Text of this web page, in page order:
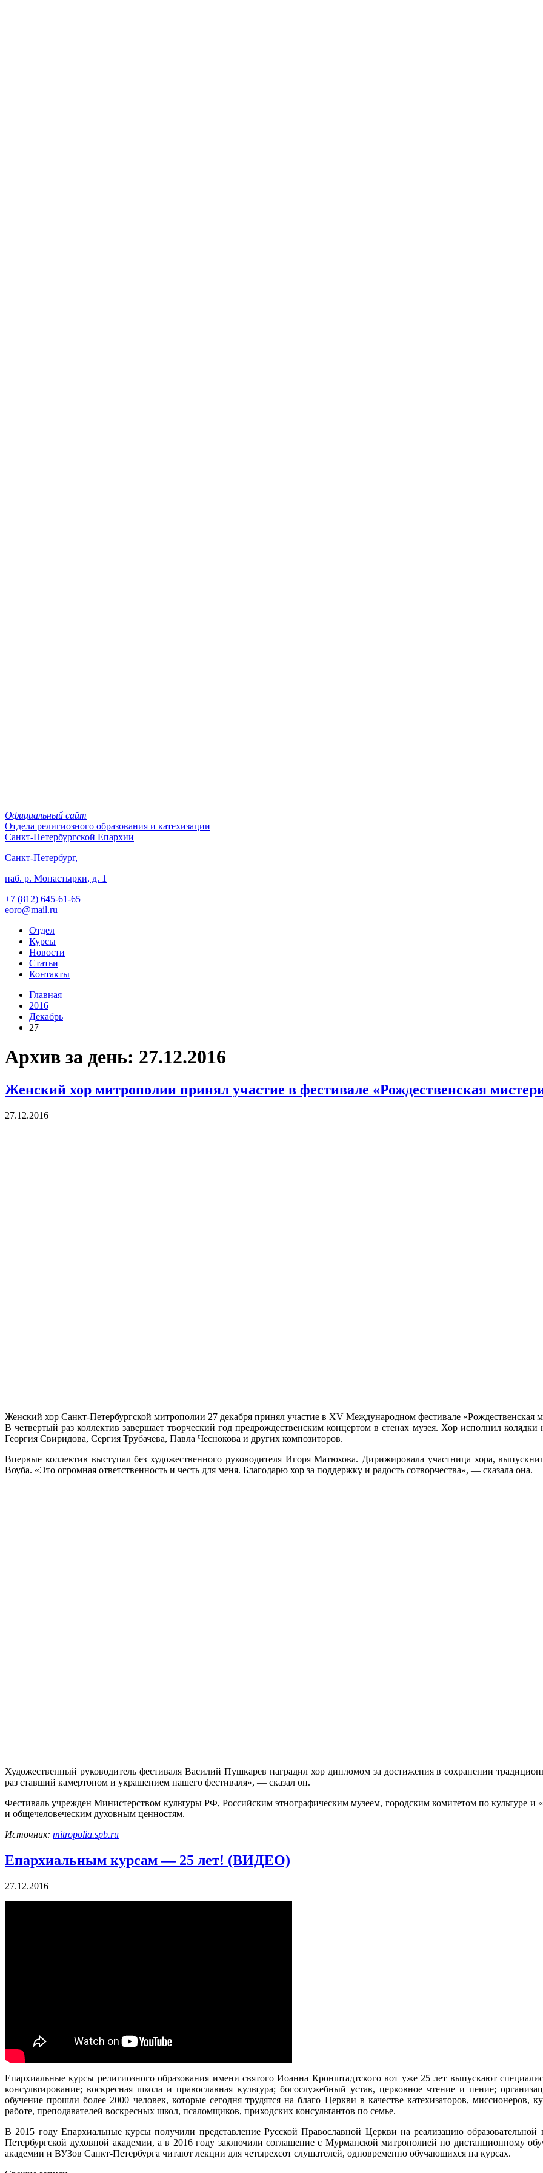
Официальный сайт
Отдела религиозного образования и катехизации
Санкт-Петербургской Епархии
Санкт-Петербург,
наб. р. Монастырки, д. 1
+7 (812) 645-61-65
eoro@mail.ru
Отдел
Курсы
Новости
Статьи
Контакты
Главная
2016
Декабрь
27
Архив за день: 27.12.2016
Женский хор митрополии принял участие в фестивале «Рождественская
27.12.2016
Женский хор Санкт-Петербургской митрополии 27 декабря принял участие в XV Международном фестивале «Рождественская
В четвертый раз коллектив завершает творческий год предрождественским концертом в стенах музея. Хор исполнил
Георгия Свиридова, Сергия Трубачева, Павла Чеснокова и других композиторов.
Впервые коллектив выступал без художественного руководителя Игоря Матюхова. Дирижировала участница хора,
Воуба. «Это огромная ответственность и честь для меня. Благодарю хор за поддержку и радость сотворчества», — сказала она.
Художественный руководитель фестиваля Василий Пушкарев наградил хор дипломом за достижения в сохранении
раз ставший камертоном и украшением нашего фестиваля», — сказал он.
Фестиваль учрежден Министерством культуры РФ, Российским этнографическим музеем, городским комитетом по культуре
и общечеловеческим духовным ценностям.
Источник: mitropolia.spb.ru
Епархиальным курсам — 25 лет! (ВИДЕО)
27.12.2016
Епархиальные курсы религиозного образования имени святого Иоанна Кронштадтского вот уже 25 лет выпускают
консультирование; воскресная школа и православная культура; богослужебный устав, церковное чтение и пение;
обучение прошли более 2000 человек, которые сегодня трудятся на благо Церкви в качестве катехизаторов, миссионеров,
работе, преподавателей воскресных школ, псаломщиков, приходских консультантов по семье.
В 2015 году Епархиальные курсы получили представление Русской Православной Церкви на реализацию
Петербургской духовной академии, а в 2016 году заключили соглашение с Мурманской митрополией по дистанционному
академии и ВУЗов Санкт-Петербурга читают лекции для четырехсот слушателей, одновременно обучающихся на курсах.